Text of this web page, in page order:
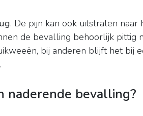
. De pijn kan ook uitstralen naar
de bevalling behoorlijk pittig
bij anderen blijft het bij
naderende bevalling?